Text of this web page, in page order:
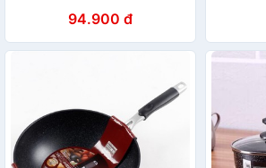
free (Hộp 100 chiếc)
94.900 đ